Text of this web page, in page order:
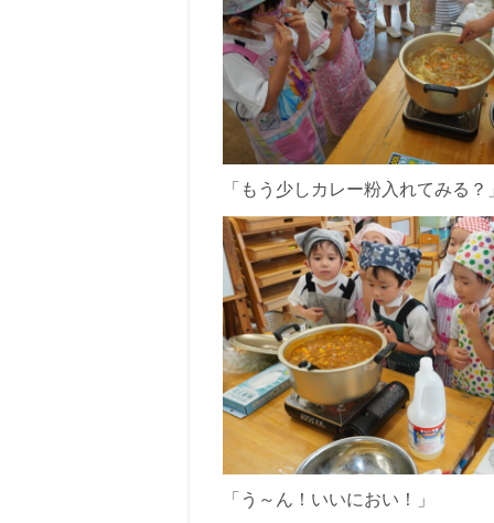
「もう少しカレー粉入れてみる？
「う～ん！いいにおい！」